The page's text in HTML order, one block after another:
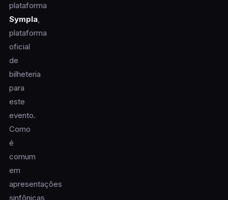
plataforma
Sympla,
plataforma
oficial
de
bilheteria
para
este
evento.
Como
é
comum
em
apresentações
sinfônicas